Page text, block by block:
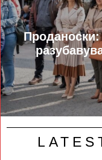
Проданоски: